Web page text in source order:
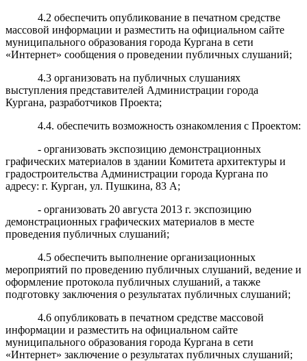
4.2 обеспечить опубликование в печатном средстве
массовой информации и разместить на официальном сайте
муниципального образования города Кургана в сети
«Интернет» сообщения о проведении публичных слушаний;
4.3 организовать на публичных слушаниях
выступления представителей Администрации города
Кургана, разработчиков Проекта;
4.4. обеспечить возможность ознакомления с Проектом:
- организовать экспозицию демонстрационных
графических материалов в здании Комитета архитектуры и
градостроительства Администрации города Кургана по
адресу: г. Курган, ул. Пушкина, 83 А;
- организовать 20 августа 2013 г. экспозицию
демонстрационных графических материалов в месте
проведения публичных слушаний;
4.5 обеспечить выполнение организационных
мероприятий по проведению публичных слушаний, ведение и
оформление протокола публичных слушаний, а также
подготовку заключения о результатах публичных слушаний;
4.6 опубликовать в печатном средстве массовой
информации и разместить на официальном сайте
муниципального образования города Кургана в сети
«Интернет» заключение о результатах публичных слушаний;